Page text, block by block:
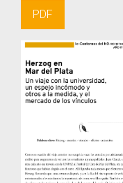
PDF